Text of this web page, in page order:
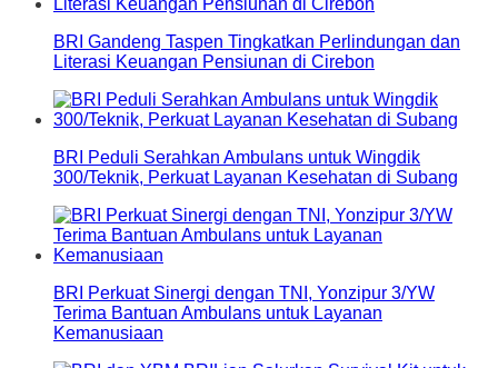
BRI Gandeng Taspen Tingkatkan Perlindungan dan
Literasi Keuangan Pensiunan di Cirebon
BRI Peduli Serahkan Ambulans untuk Wingdik
300/Teknik, Perkuat Layanan Kesehatan di Subang
BRI Perkuat Sinergi dengan TNI, Yonzipur 3/YW
Terima Bantuan Ambulans untuk Layanan
Kemanusiaan